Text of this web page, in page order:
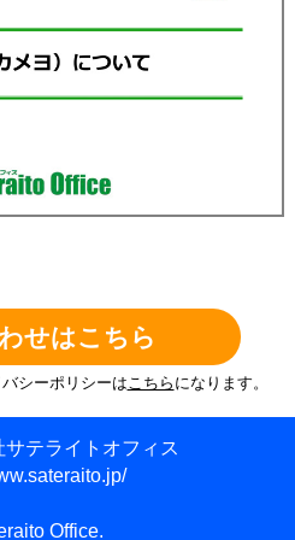
せはこちら
シーポリシーはこちら になります。
テライトオフィス
Office.